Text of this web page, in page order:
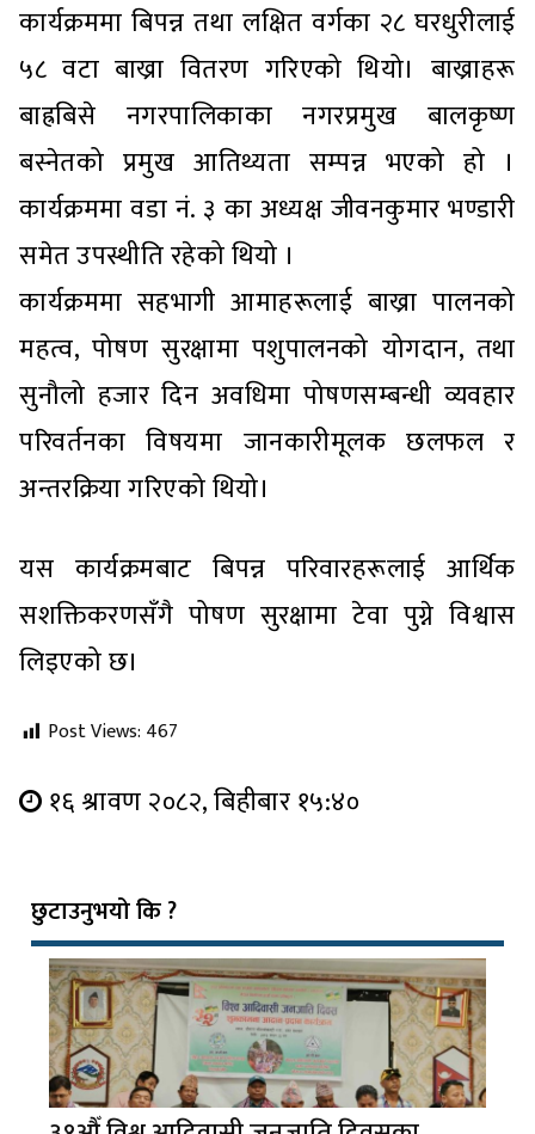
कार्यक्रममा बिपन्न तथा लक्षित वर्गका २८ घरधुरीलाई
५८ वटा बाख्रा वितरण गरिएको थियो। बाख्राहरू
बाह्रबिसे नगरपालिकाका नगरप्रमुख बालकृष्ण
बस्नेतको प्रमुख आतिथ्यता सम्पन्न भएको हो ।
कार्यक्रममा वडा नं. ३ का अध्यक्ष जीवनकुमार भण्डारी
समेत उपस्थीति रहेको थियो ।
कार्यक्रममा सहभागी आमाहरूलाई बाख्रा पालनको
महत्व, पोषण सुरक्षामा पशुपालनको योगदान, तथा
सुनौलो हजार दिन अवधिमा पोषणसम्बन्धी व्यवहार
परिवर्तनका विषयमा जानकारीमूलक छलफल र
अन्तरक्रिया गरिएको थियो।
यस कार्यक्रमबाट बिपन्न परिवारहरूलाई आर्थिक
सशक्तिकरणसँगै पोषण सुरक्षामा टेवा पुग्ने विश्वास
लिइएको छ।
Post Views: 467
१६ श्रावण २०८२, बिहीबार १५:४०
छुटाउनुभयो कि ?